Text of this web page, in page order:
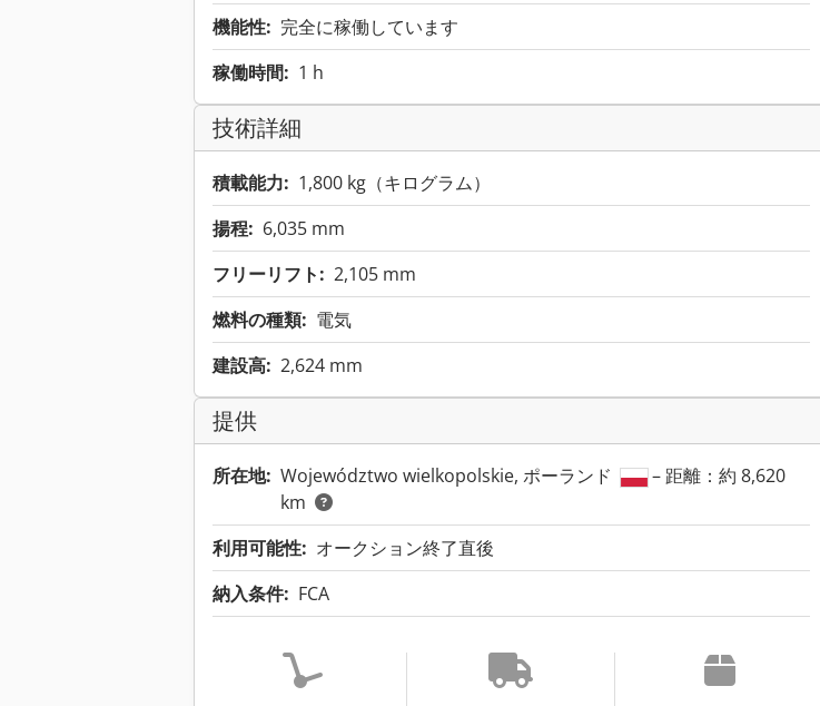
機能性: 完全に稼働しています
稼働時間: 1 h
技術詳細
積載能力: 1,800 kg（キログラム）
揚程: 6,035 mm
フリーリフト: 2,105 mm
燃料の種類: 電気
建設高: 2,624 mm
提供
所在地: Województwo wielkopolskie, ポーランド
– 距離：約 8,620
km
利用可能性: オークション終了直後
納入条件: FCA